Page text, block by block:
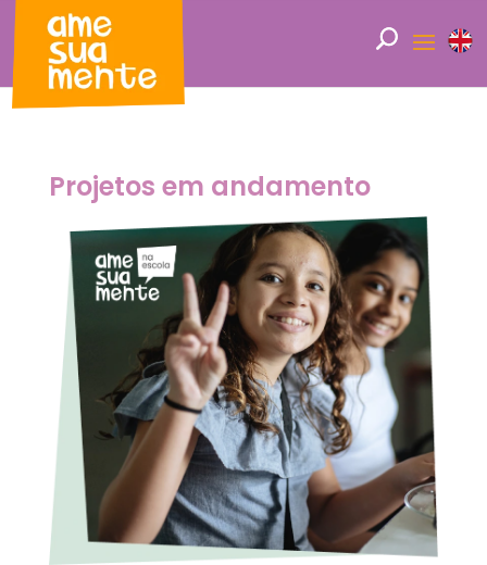
Projetos em andamento